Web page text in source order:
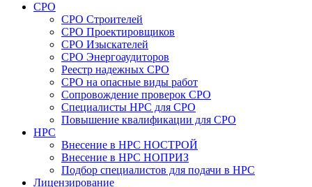
СРО
СРО Строителей
СРО Проектировщиков
СРО Изыскателей
СРО Энергоаудиторов
Реестр надежных СРО
СРО на опасные виды работ
Сопровождение проверок СРО
Специалисты НРС для СРО
Повышение квалификации для СРО
НРС
Внесение в НРС НОСТРОЙ
Внесение в НРС НОПРИЗ
Подбор специалистов для подачи в НРС
Лицензирование